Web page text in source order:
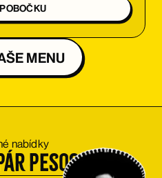
MENU
nabídky
pesos